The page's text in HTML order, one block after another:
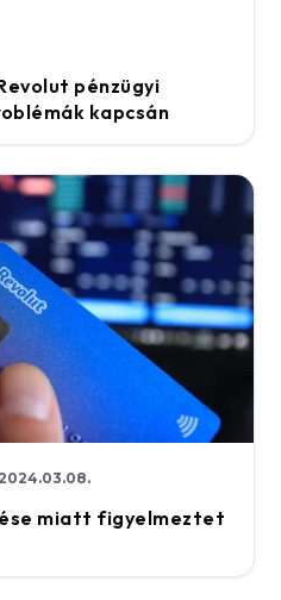
pénzügyi
kapcsán
2024.03.08.
miatt figyelmeztet